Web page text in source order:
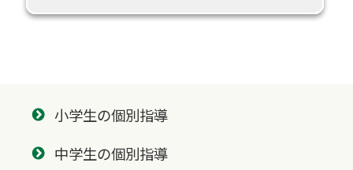
小学生の個別指導
中学生の個別指導